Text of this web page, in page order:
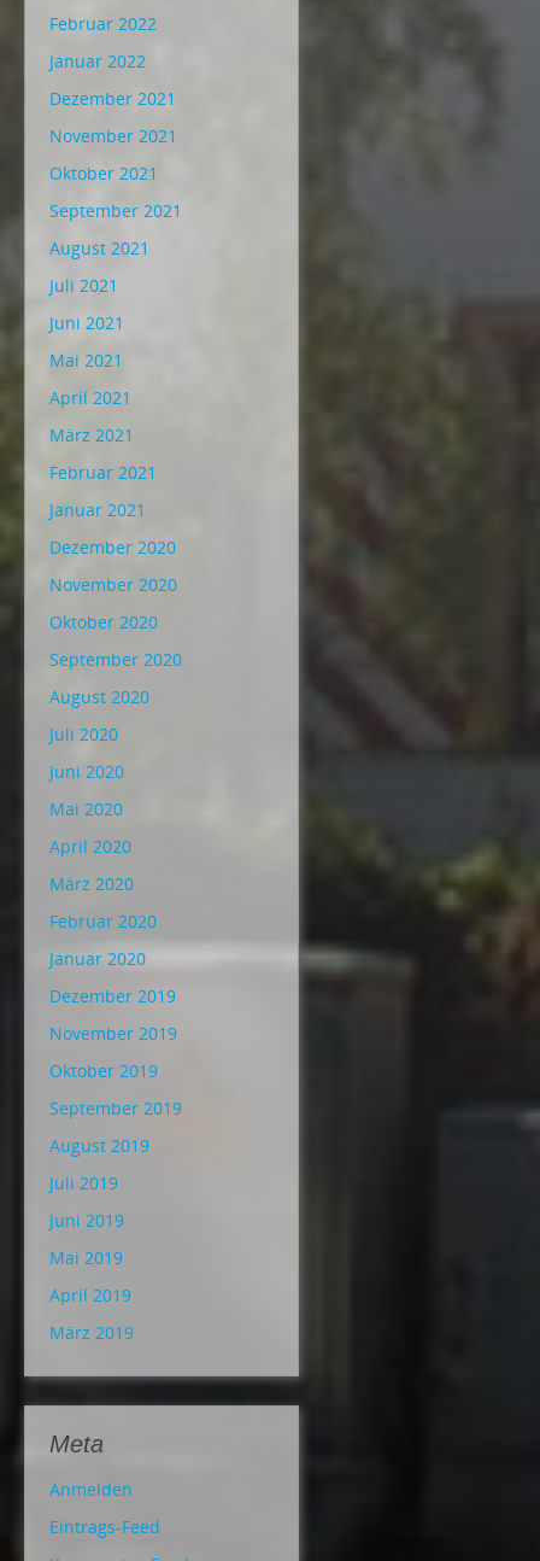
Februar 2022
Januar 2022
Dezember 2021
November 2021
Oktober 2021
September 2021
August 2021
Juli 2021
Juni 2021
Mai 2021
April 2021
März 2021
Februar 2021
Januar 2021
Dezember 2020
November 2020
Oktober 2020
September 2020
August 2020
Juli 2020
Juni 2020
Mai 2020
April 2020
März 2020
Februar 2020
Januar 2020
Dezember 2019
November 2019
Oktober 2019
September 2019
August 2019
Juli 2019
Juni 2019
Mai 2019
April 2019
März 2019
Meta
Anmelden
Eintrags-Feed